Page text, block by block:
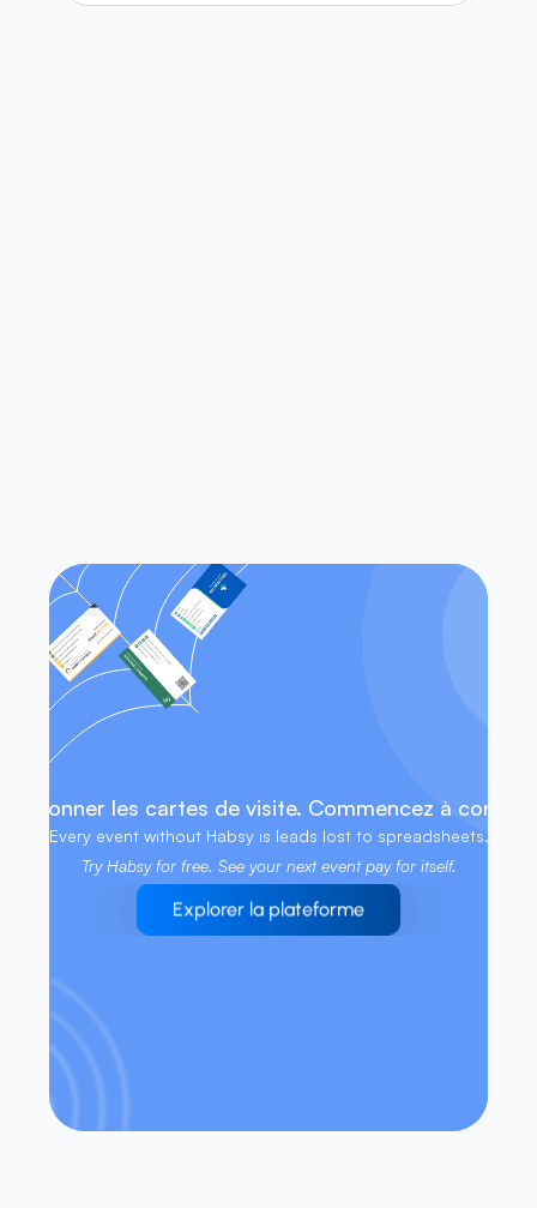
sans connexion Internet ?
les cartes de visite. Commencez à
Try Habsy for free. See your next event pay for itself.
Explorer la plateforme